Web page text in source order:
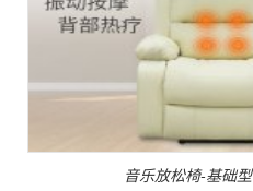
音乐放松椅-基础型